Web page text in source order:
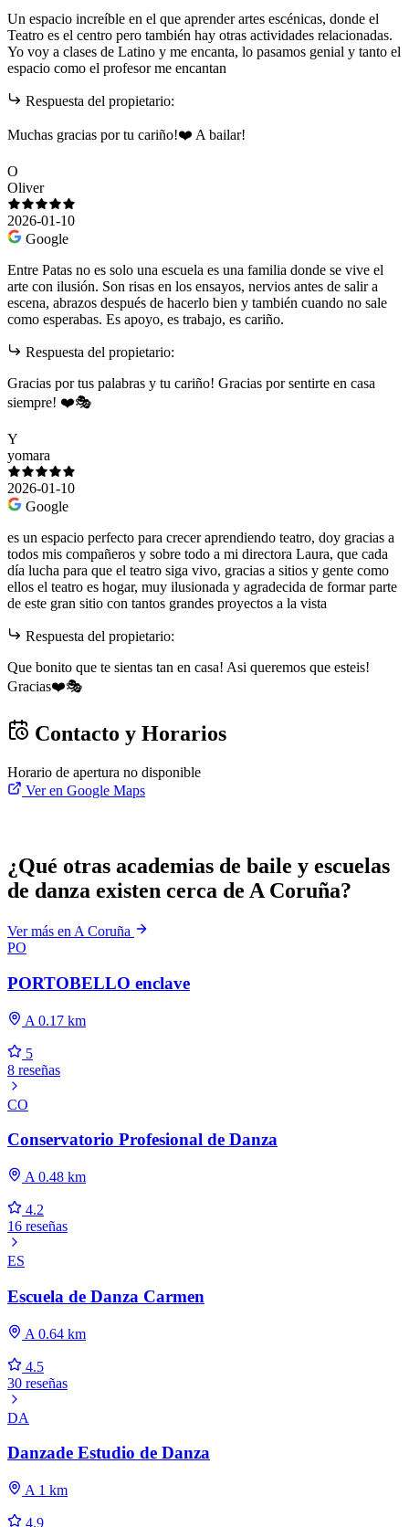
Un espacio increíble en el que aprender artes escénicas, donde el
Teatro es el centro pero también hay otras actividades relacionadas.
Yo voy a clases de Latino y me encanta, lo pasamos genial y tanto el
espacio como el profesor me encantan
Respuesta del propietario:
Muchas gracias por tu cariño!❤️ A bailar!
O
Oliver
2026-01-10
Google
Entre Patas no es solo una escuela es una familia donde se vive el
arte con ilusión. Son risas en los ensayos, nervios antes de salir a
escena, abrazos después de hacerlo bien y también cuando no sale
como esperabas. Es apoyo, es trabajo, es cariño.
Respuesta del propietario:
Gracias por tus palabras y tu cariño! Gracias por sentirte en casa
siempre! ❤️🎭
Y
yomara
2026-01-10
Google
es un espacio perfecto para crecer aprendiendo teatro, doy gracias a
todos mis compañeros y sobre todo a mi directora Laura, que cada
día lucha para que el teatro siga vivo, gracias a sitios y gente como
ellos el teatro es hogar, muy ilusionada y agradecida de formar parte
de este gran sitio con tantos grandes proyectos a la vista
Respuesta del propietario:
Que bonito que te sientas tan en casa! Asi queremos que esteis!
Gracias❤️🎭
Contacto y Horarios
Horario de apertura no disponible
Ver en Google Maps
¿Qué otras academias de baile y escuelas
de danza existen cerca de A Coruña?
Ver más en A Coruña
PO
PORTOBELLO enclave
A 0.17 km
5
8 reseñas
CO
Conservatorio Profesional de Danza
A 0.48 km
4.2
16 reseñas
ES
Escuela de Danza Carmen
A 0.64 km
4.5
30 reseñas
DA
Danzade Estudio de Danza
A 1 km
4.9